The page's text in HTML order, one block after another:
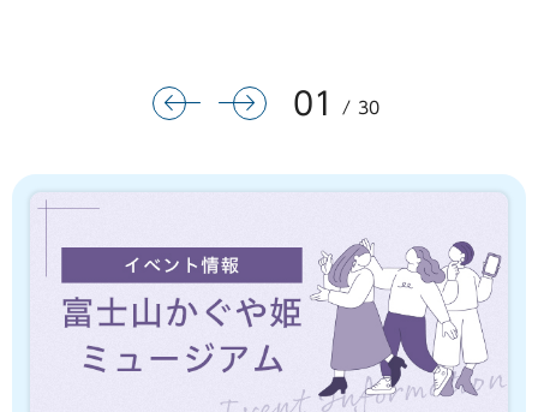
前のスライドを表示
次のスライドを表示
01 30